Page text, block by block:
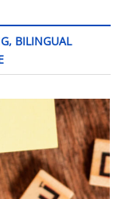
BILINGUAL